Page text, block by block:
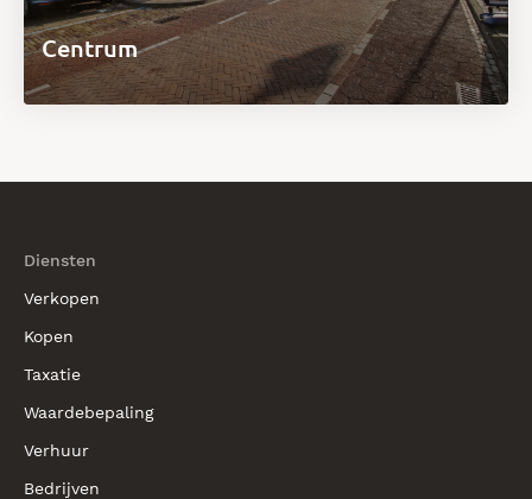
Centrum
Diensten
Verkopen
Kopen
Taxatie
Waardebepaling
Verhuur
Bedrijven